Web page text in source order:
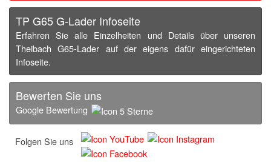
TP G65 G-Lader Infoseite
Erfahren Sie alle Einzelheiten und Details über unseren
Theibach G65-Lader auf der eigens dafür eingerichteten
Infoseite.
Bewerten Sie uns
Google Bewertung
Folgen Sie uns